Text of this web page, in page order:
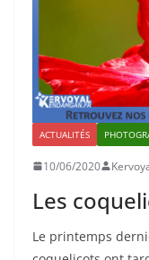
ACTUALITÉS
10/06/2020
Les
Le printemps